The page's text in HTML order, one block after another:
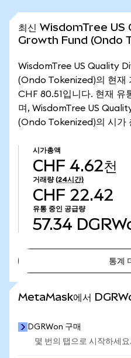
최신 WisdomTree
Growth Fund (Ondo
WisdomTree US Quality
(Ondo Tokenized)의 현재
CHF 80.51입니다. 현재 유
며, WisdomTree US
(Ondo Tokenized)의 시가
시가총액
CHF 4.62천
거래량 (24시간)
CHF 22.42
유통 중인 공급량
57.34
통계
MetaMask에서
DGRWon 구매
몇 번의 탭으로 시작하세요.